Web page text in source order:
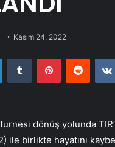
Kasım 24, 2022
LinkedInTumblr PinterestReddit
turnesi dönüş yolunda
ile birlikte hayatını